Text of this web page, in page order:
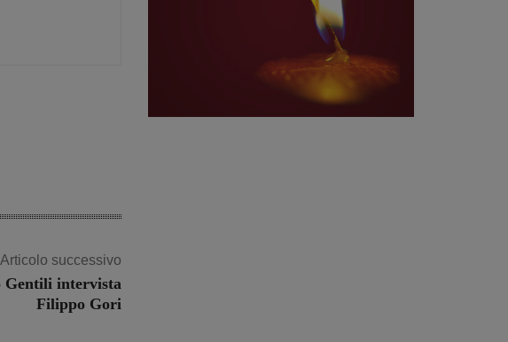
Articolo successivo
Gentili intervista
Filippo Gori